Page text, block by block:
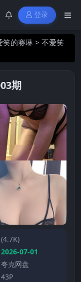
登录
笑的赛琳 > 不爱笑
期
2026-07-01
克网盘